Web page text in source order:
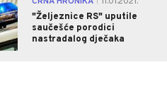
"Željeznice RS" uputile
saučešće porodici
nastradalog dječaka